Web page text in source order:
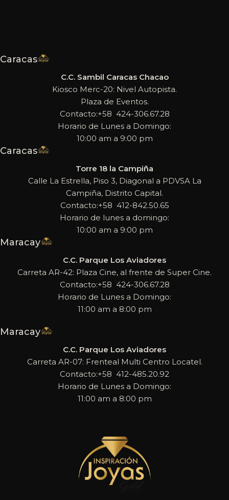
Caracas
C.C. Sambil Caracas Chacao
Kiosco Merc-20: Nivel Autopista.
Plaza de Eventos.
Contacto:+58 424-306.67.28
Horario de Lunes a Domingo:
10:00 am a 9:00 pm
Caracas
Torre 18 la Campiña
Calle La Estrella, Piso 3, Diagonal a PDVSA La
Campiña, Distrito Capital.
Contacto:+58 412-842.50.65
Horario de lunes a domingo:
10:00 am a 9:00 pm
Maracay
C.C. Parque Los Aviadores
Carreta AR-42: Plaza Cine, al frente de Super Cine.
Contacto:+58 424-306.67.28
Horario de Lunes a Domingo:
11:00 am a 8:00 pm
Maracay
C.C. Parque Los Aviadores
Carreta AR-07: Frenteal Multi Centro Locatel.
Contacto:+58 412-485.20.92
Horario de Lunes a Domingo:
11:00 am a 8:00 pm